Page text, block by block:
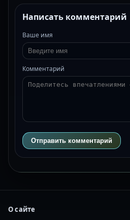
Написать комментарий
Ваше имя
Комментарий
Отправить комментарий
О сайте